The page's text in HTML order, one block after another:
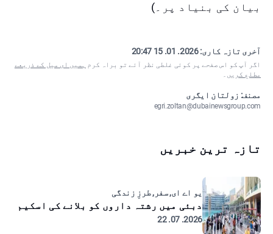
بیان کی بنیاد پر۔)
آخری تازہ کاری:2026. 01. 15 20:47
اگر آپ کو اس صفحے پر کوئی غلطی نظر آئے تو براہ کرم ہمیں ای میل کے ذریعے
مطلع کریں ۔
مصنف: زولتان ایگری
egri.zoltan@dubainewsgroup.com
تازہ ترین خبریں
یو اے ای, سفر, طرزِ زندگی
دبئی میں رشتہ داروں کو بلانے کی اسکیم
2026. 07. 22